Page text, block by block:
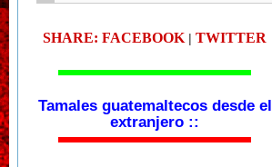
SHARE: FACEBOOK| TWITTER
Tamales guatemaltecos desde el
extranjero ::